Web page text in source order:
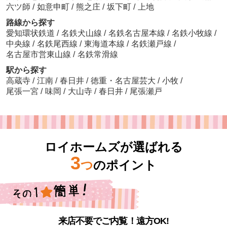
六ツ師 / 如意申町 / 熊之庄 / 坂下町 /
上地
路線から探す
愛知環状鉄道 / 名鉄犬山線 / 名鉄名古屋本線 / 名鉄小牧線 /
中央線 / 名鉄尾西線 / 東海道本線 / 名鉄瀬戸線 /
名古屋市営東山線 / 名鉄常滑線
駅から探す
高蔵寺 / 江南 / 春日井 / 徳重・名古屋芸大 / 小牧 /
尾張一宮 / 味岡 / 大山寺 / 春日井 / 尾張瀬戸
ロイホームズが選ばれる
3つのポイント
来店不要でご内覧！遠方OK!